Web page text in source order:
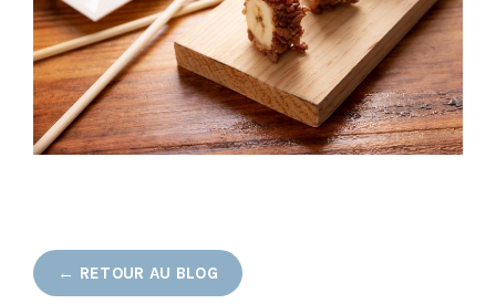
← RETOUR AU BLOG